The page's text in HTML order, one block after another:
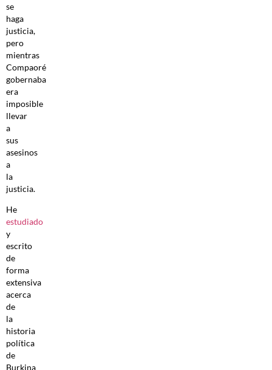
se
haga
justicia,
pero
mientras
Compaoré
gobernaba
era
imposible
llevar
a
sus
asesinos
a
la
justicia.
He
estudiado
y
escrito
de
forma
extensiva
acerca
de
la
historia
política
de
Burkina